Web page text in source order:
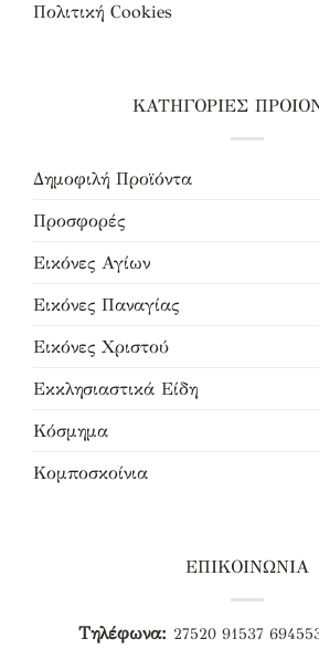
Πολιτική Cookies
ΚΑΤΗΓΟΡΙΕΣ
Δημοφιλή Προϊόντα
Προσφορές
Εικόνες Αγίων
Εικόνες Παναγίας
Εικόνες Χριστού
Εκκλησιαστικά Είδη
Κόσμημα
Κομποσκοίνια
ΕΠΙΚΟΙΝΩΝΙΑ
Τηλέφωνα: 27520 91537